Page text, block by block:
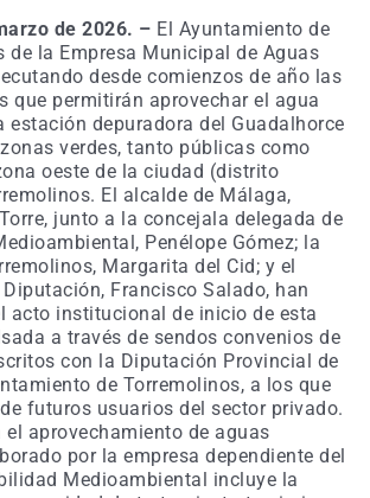
de 2026. – El Ayuntamiento de
de la Empresa Municipal de Aguas
desde comienzos de año las
que permitirán aprovechar el agua
estación depuradora del Guadalhorce
verdes, tanto públicas como
oeste de la ciudad (distrito
El alcalde de Málaga,
junto a la concejala delegada de
Penélope Gómez; la
Margarita del Cid; y el
Francisco Salado, han
acto institucional de inicio de esta
a través de sendos convenios de
con la Diputación Provincial de
de Torremolinos, a los que
futuros usuarios del sector privado.
el aprovechamiento de aguas
por la empresa dependiente del
Medioambiental incluye la